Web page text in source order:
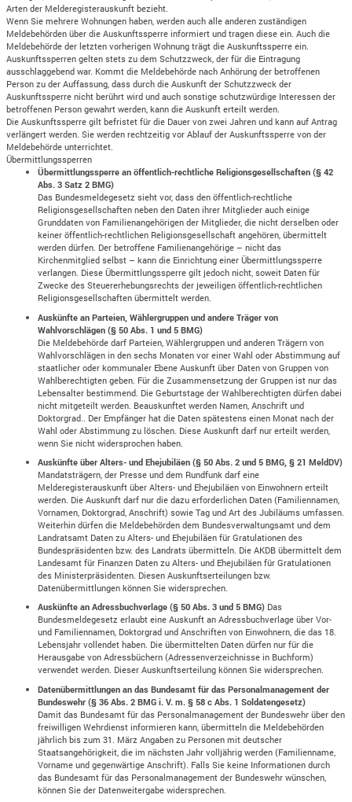
Arten der Melderegisterauskunft bezieht.
Wenn Sie mehrere Wohnungen haben, werden auch alle anderen zuständigen
Meldebehörden über die Auskunftssperre informiert und tragen diese ein. Auch die
Meldebehörde der letzten vorherigen Wohnung trägt die Auskunftssperre ein.
Auskunftssperren gelten stets zu dem Schutzzweck, der für die Eintragung
ausschlaggebend war. Kommt die Meldebehörde nach Anhörung der betroffenen
Person zu der Auffassung, dass durch die Auskunft der Schutzzweck der
Auskunftssperre nicht berührt wird und auch sonstige schutzwürdige Interessen der
betroffenen Person gewahrt werden, kann die Auskunft erteilt werden.
Die Auskunftssperre gilt befristet für die Dauer von zwei Jahren und kann auf Antrag
verlängert werden. Sie werden rechtzeitig vor Ablauf der Auskunftssperre von der
Meldebehörde unterrichtet.
Übermittlungssperren
Übermittlungssperre an öffentlich-rechtliche Religionsgesellschaften (§ 42
Abs. 3 Satz 2 BMG)
Das Bundesmeldegesetz sieht vor, dass den öffentlich-rechtliche
Religionsgesellschaften neben den Daten ihrer Mitglieder auch einige
Grunddaten von Familienangehörigen der Mitglieder, die nicht derselben oder
keiner öffentlich-rechtlichen Religionsgesellschaft angehören, übermittelt
werden dürfen. Der betroffene Familienangehörige – nicht das
Kirchenmitglied selbst – kann die Einrichtung einer Übermittlungssperre
verlangen. Diese Übermittlungssperre gilt jedoch nicht, soweit Daten für
Zwecke des Steuererhebungsrechts der jeweiligen öffentlich-rechtlichen
Religionsgesellschaften übermittelt werden.
Auskünfte an Parteien, Wählergruppen und andere Träger von
Wahlvorschlägen (§ 50 Abs. 1 und 5 BMG)
Die Meldebehörde darf Parteien, Wählergruppen und anderen Trägern von
Wahlvorschlägen in den sechs Monaten vor einer Wahl oder Abstimmung auf
staatlicher oder kommunaler Ebene Auskunft über Daten von Gruppen von
Wahlberechtigten geben. Für die Zusammensetzung der Gruppen ist nur das
Lebensalter bestimmend. Die Geburtstage der Wahlberechtigten dürfen dabei
nicht mitgeteilt werden. Beauskunftet werden Namen, Anschrift und
Doktorgrad.. Der Empfänger hat die Daten spätestens einen Monat nach der
Wahl oder Abstimmung zu löschen. Diese Auskunft darf nur erteilt werden,
wenn Sie nicht widersprochen haben.
Auskünfte über Alters- und Ehejubiläen (§ 50 Abs. 2 und 5 BMG, § 21 MeldDV)
Mandatsträgern, der Presse und dem Rundfunk darf eine
Melderegisterauskunft über Alters- und Ehejubiläen von Einwohnern erteilt
werden. Die Auskunft darf nur die dazu erforderlichen Daten (Familiennamen,
Vornamen, Doktorgrad, Anschrift) sowie Tag und Art des Jubiläums umfassen.
Weiterhin dürfen die Meldebehörden dem Bundesverwaltungsamt und dem
Landratsamt Daten zu Alters- und Ehejubiläen für Gratulationen des
Bundespräsidenten bzw. des Landrats übermitteln. Die AKDB übermittelt dem
Landesamt für Finanzen Daten zu Alters- und Ehejubiläen für Gratulationen
des Ministerpräsidenten. Diesen Auskunftserteilungen bzw.
Datenübermittlungen können Sie widersprechen.
Auskünfte an Adressbuchverlage (§ 50 Abs. 3 und 5 BMG) Das
Bundesmeldegesetz erlaubt eine Auskunft an Adressbuchverlage über Vor-
und Familiennamen, Doktorgrad und Anschriften von Einwohnern, die das 18.
Lebensjahr vollendet haben. Die übermittelten Daten dürfen nur für die
Herausgabe von Adressbüchern (Adressenverzeichnisse in Buchform)
verwendet werden. Dieser Auskunftserteilung können Sie widersprechen.
Datenübermittlungen an das Bundesamt für das Personalmanagement der
Bundeswehr (§ 36 Abs. 2 BMG i. V. m. § 58 c Abs. 1 Soldatengesetz)
Damit das Bundesamt für das Personalmanagement der Bundeswehr über den
freiwilligen Wehrdienst informieren kann, übermitteln die Meldebehörden
jährlich bis zum 31. März Angaben zu Personen mit deutscher
Staatsangehörigkeit, die im nächsten Jahr volljährig werden (Familienname,
Vorname und gegenwärtige Anschrift). Falls Sie keine Informationen durch
das Bundesamt für das Personalmanagement der Bundeswehr wünschen,
können Sie der Datenweitergabe widersprechen.